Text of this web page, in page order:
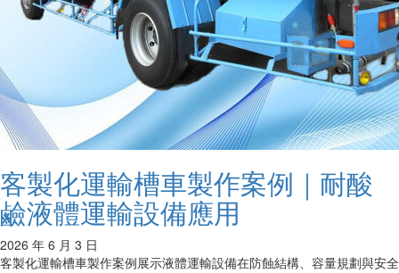
客製化運輸槽車製作案例｜耐酸
鹼液體運輸設備應用
2026 年 6 月 3 日
客製化運輸槽車製作案例展示液體運輸設備在防蝕結構、容量規劃與安全